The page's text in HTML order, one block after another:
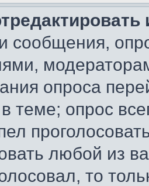
сообщения,
опроса
теме; опрос
любой из
то